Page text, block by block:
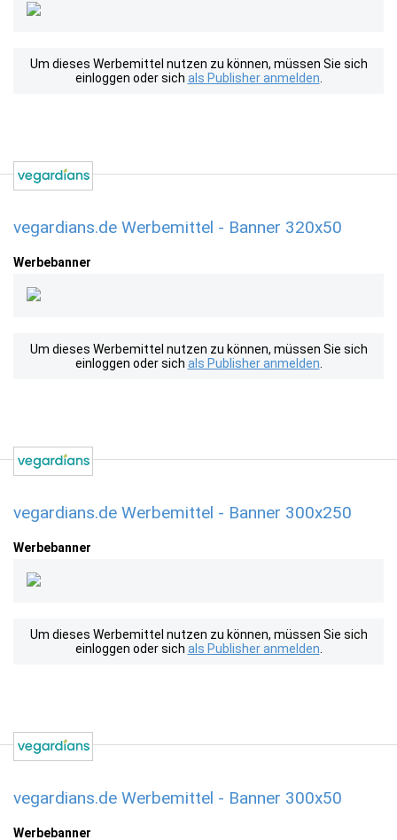
Um dieses Werbemittel nutzen zu können, müssen Sie sich
einloggen oder sich als Publisher anmelden
vegardians.de Werbemittel - Banner 320x50
Werbebanner
Um dieses Werbemittel nutzen zu können, müssen Sie sich
einloggen oder sich als Publisher anmelden
vegardians.de Werbemittel - Banner 300x250
Werbebanner
Um dieses Werbemittel nutzen zu können, müssen Sie sich
einloggen oder sich als Publisher anmelden
vegardians.de Werbemittel - Banner 300x50
Werbebanner